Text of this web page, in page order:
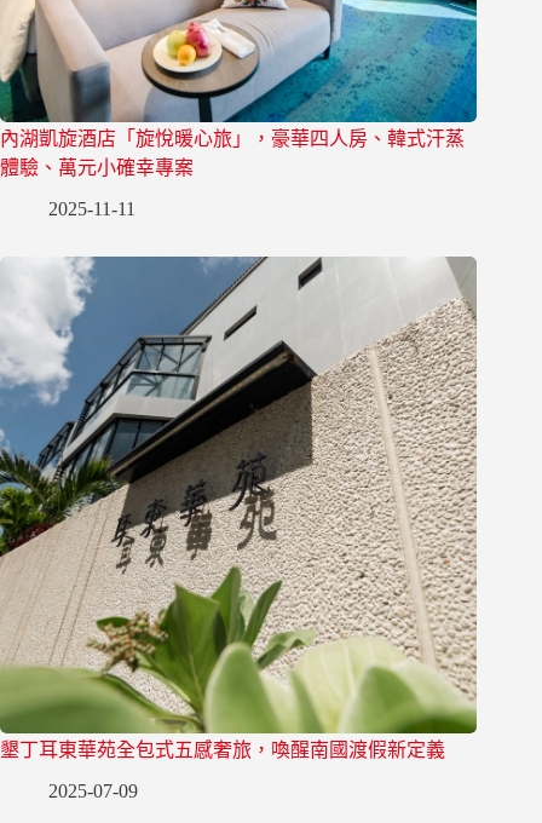
內湖凱旋酒店「旋悅暖心旅」，豪華四人房、韓式汗蒸
體驗、萬元小確幸專案
2025-11-11
墾丁耳東華苑全包式五感奢旅，喚醒南國渡假新定義
2025-07-09